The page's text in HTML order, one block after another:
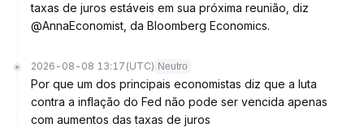
taxas de juros estáveis em sua próxima reunião, diz
@AnnaEconomist, da Bloomberg Economics.
2026-08-08 13:17 (UTC) Neutro
Por que um dos principais economistas diz que a luta
contra a inflação do Fed não pode ser vencida apenas
com aumentos das taxas de juros